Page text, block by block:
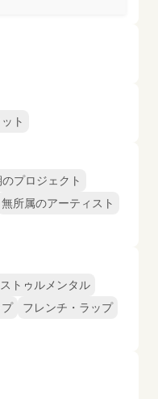
ト
プロジェクト
無所属のアーティスト
トゥルメンタル
フレンチ・ラップ